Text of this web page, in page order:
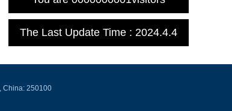
The Last Update Time : 2024.4.4
China: 250100